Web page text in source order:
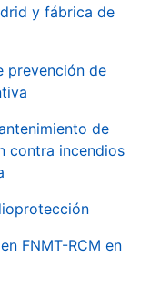
y fábrica de
prevención de
de
contra incendios
FNMT-RCM en